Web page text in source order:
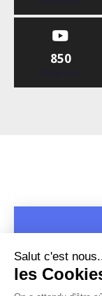
850
Abonnés